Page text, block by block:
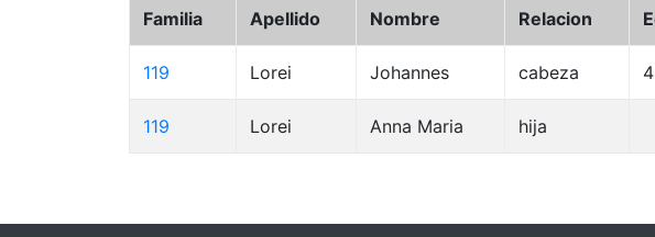
Familia Apellido Nombre Relacion
119 Lorei Johannes cabeza
119 Lorei Anna Maria hija